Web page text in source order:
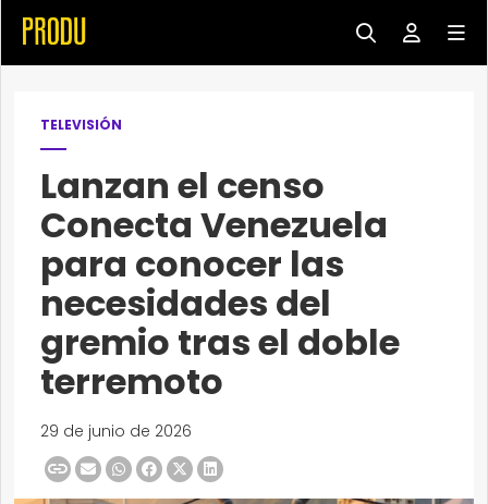
TELEVISIÓN
Lanzan el censo
Conecta Venezuela
para conocer las
necesidades del
gremio tras el doble
terremoto
29 de junio de 2026